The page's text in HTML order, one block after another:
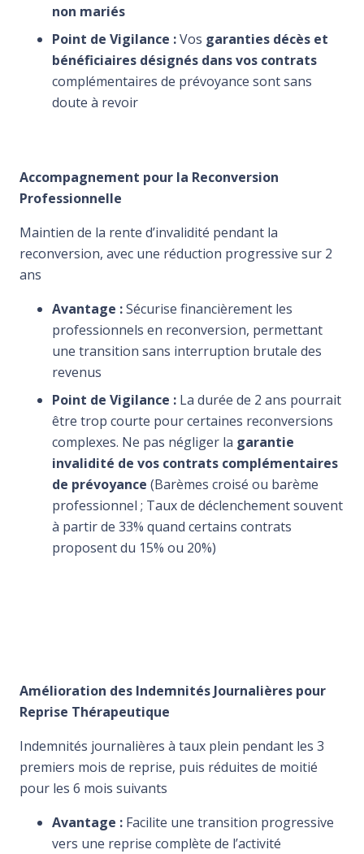
non mariés
Point de Vigilance :Vos garanties décès et
bénéficiaires désignés dans vos contrats
complémentaires de prévoyance sont sans
doute à revoir
Accompagnement pour la Reconversion
Professionnelle
Maintien de la rente d’invalidité pendant la
reconversion, avec une réduction progressive sur 2
ans
Avantage :Sécurise financièrement les
professionnels en reconversion, permettant
une transition sans interruption brutale des
revenus
Point de Vigilance : La durée de 2 ans pourrait
être trop courte pour certaines reconversions
complexes. Ne pas négliger la garantie
invalidité de vos contrats complémentaires
de prévoyance (Barèmes croisé ou barème
professionnel ; Taux de déclenchement souvent
à partir de 33% quand certains contrats
proposent du 15% ou 20%)
Amélioration des Indemnités Journalières pour
Reprise Thérapeutique
Indemnités journalières à taux plein pendant les 3
premiers mois de reprise, puis réduites de moitié
pour les 6 mois suivants
Avantage : Facilite une transition progressive
vers une reprise complète de l’activité